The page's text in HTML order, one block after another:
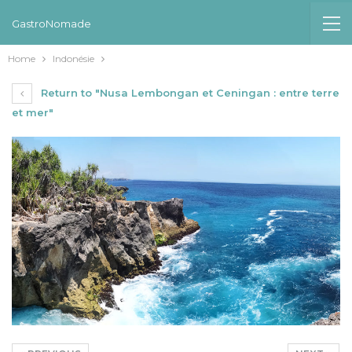
GastroNomade
Home Indonésie
Return to "Nusa Lembongan et Ceningan : entre terre
et mer"